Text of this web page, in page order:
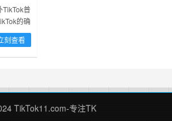
金万
TikTok普
的确
多朋友涌
夜暴富，
人都渴望
差阳错
还算
有些收获
刻查看
TikTok11.com-专注TK